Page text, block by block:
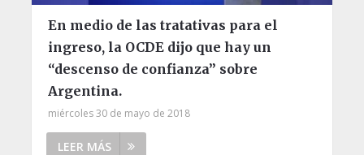
En medio de las tratativas para el
ingreso, la OCDE dijo que hay un
“descenso de confianza” sobre
Argentina.
miércoles 30 de mayo de 2018
LEER MÁS